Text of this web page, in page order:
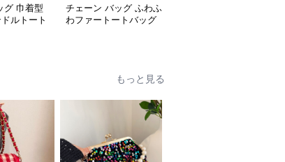
グ 巾着型
ルトート
チェーン バッグ ふわふ
わファートートバッグ
もっと見る